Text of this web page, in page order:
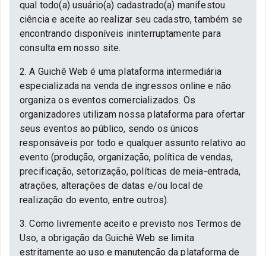
qual todo(a) usuário(a) cadastrado(a) manifestou
ciência e aceite ao realizar seu cadastro, também se
encontrando disponíveis ininterruptamente para
consulta em nosso site.
2. A Guichê Web é uma plataforma intermediária
especializada na venda de ingressos online e não
organiza os eventos comercializados. Os
organizadores utilizam nossa plataforma para ofertar
seus eventos ao público, sendo os únicos
responsáveis por todo e qualquer assunto relativo ao
evento (produção, organização, política de vendas,
precificação, setorização, políticas de meia-entrada,
atrações, alterações de datas e/ou local de
realização do evento, entre outros).
3. Como livremente aceito e previsto nos Termos de
Uso, a obrigação da Guichê Web se limita
estritamente ao uso e manutenção da plataforma de